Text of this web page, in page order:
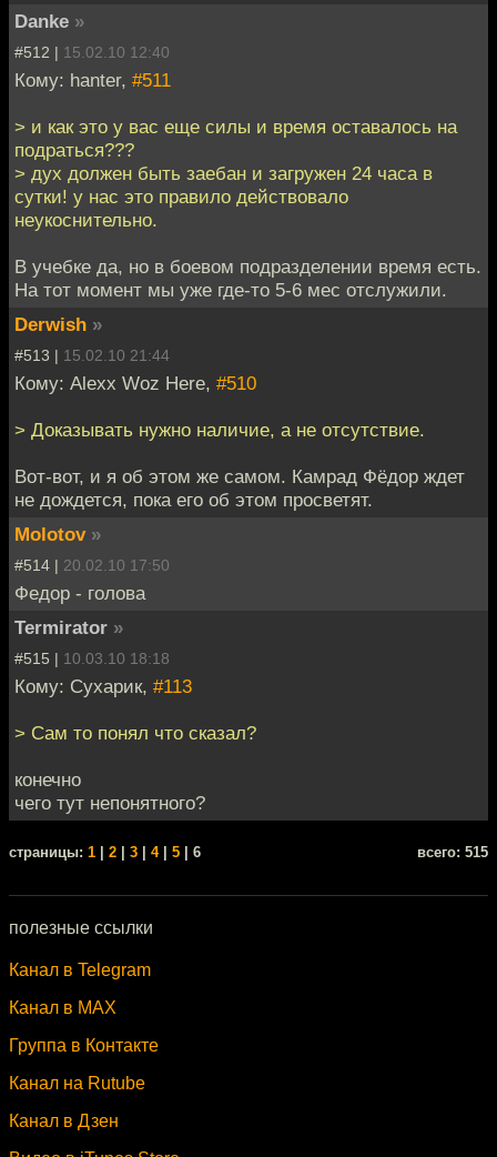
Danke »
#512 | 15.02.10 12:40
Кому: hanter, #511
> и как это у вас еще силы и время оставалось на
подраться???
> дух должен быть заебан и загружен 24 часа в
сутки! у нас это правило действовало
неукоснительно.
В учебке да, но в боевом подразделении время есть.
На тот момент мы уже где-то 5-6 мес отслужили.
Derwish »
#513 | 15.02.10 21:44
Кому: Alexx Woz Here, #510
> Доказывать нужно наличие, а не отсутствие.
Вот-вот, и я об этом же самом. Камрад Фёдор ждет
не дождется, пока его об этом просветят.
Molotov »
#514 | 20.02.10 17:50
Федор - голова
Termirator »
#515 | 10.03.10 18:18
Кому: Сухарик, #113
> Сам то понял что сказал?
конечно
чего тут непонятного?
cтраницы: 1 2 3 4| 5 | 6 всего: 515
полезные ссылки
Канал в Telegram
Канал в MAX
Группа в Контакте
Канал на Rutube
Канал в Дзен